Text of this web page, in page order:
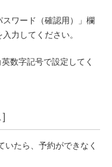
スワード（確認用）」欄
力してください。
数字記号で設定してく
たら、予約ができなく